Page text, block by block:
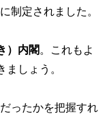
制定されました。
）内閣
。これもよ
ましょう。
ったかを把握すれ